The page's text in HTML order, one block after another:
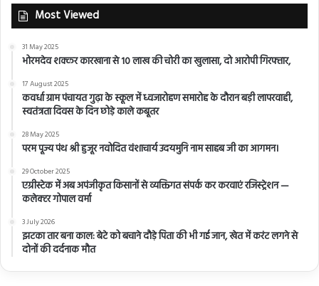
Most Viewed
31 May 2025
भोरमदेव शक्कर कारखाना से 10 लाख की चोरी का खुलासा, दो आरोपी गिरफ्तार,
17 August 2025
कवर्धा ग्राम पंचायत गुढ़ा के स्कूल में ध्वजारोहण समारोह के दौरान बड़ी लापरवाही,
स्वतंत्रता दिवस के दिन छोड़े काले कबूतर
28 May 2025
परम पूज्य पंथ श्री हुजूर नवोदित वंशाचार्य उदयमुनि नाम साहब जी का आगमन।
29 October 2025
एग्रीस्टेक में अब अपंजीकृत किसानों से व्यक्तिगत संपर्क कर करवाएं रजिस्ट्रेशन —
कलेक्टर गोपाल वर्मा
3 July 2026
झटका तार बना काल: बेटे को बचाने दौड़े पिता की भी गई जान, खेत में करंट लगने से
दोनों की दर्दनाक मौत